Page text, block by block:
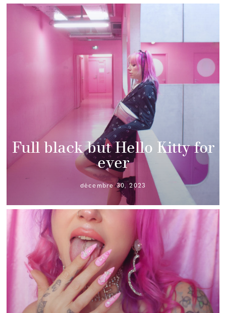
Full black but Hello Kitty for
ever
décembre 30, 2023